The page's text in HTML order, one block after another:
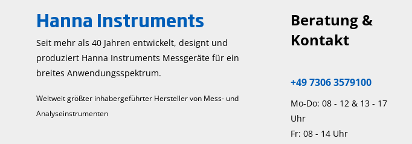
Hanna Instruments
Seit mehr als 40 Jahren entwickelt, designt und
produziert Hanna Instruments Mess­geräte für ein
breites Anwendungs­spektrum.
Weltweit größter inhabergeführter Hersteller von Mess- und
Analyseinstrumenten
Beratung &
Kontakt
+49 7306 3579100
Mo-Do: 08 - 12 & 13 - 17
Uhr
Fr: 08 - 14 Uhr